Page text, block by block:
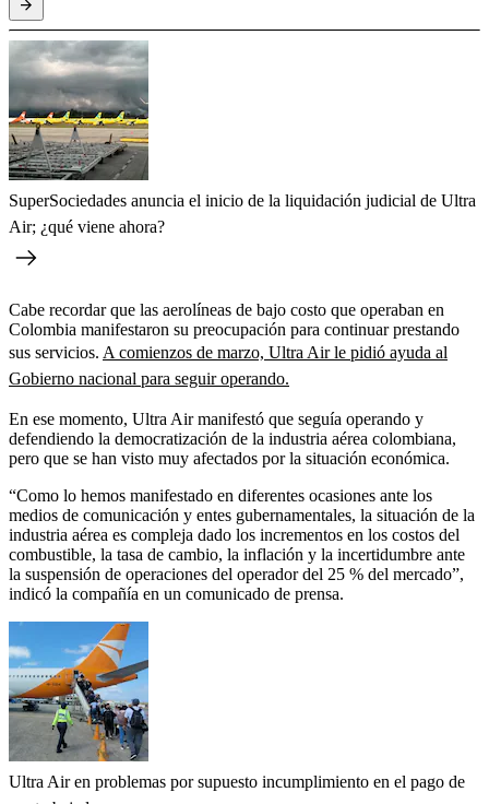
SuperSociedades anuncia el inicio de la liquidación judicial de Ultra
Air; ¿qué viene ahora?
Cabe recordar que las aerolíneas de bajo costo que operaban en
Colombia manifestaron su preocupación para continuar prestando
sus servicios. A comienzos de marzo, Ultra Air le pidió ayuda al
Gobierno nacional para seguir operando.
En ese momento, Ultra Air manifestó que seguía operando y
defendiendo la democratización de la industria aérea colombiana,
pero que se han visto muy afectados por la situación económica.
“Como lo hemos manifestado en diferentes ocasiones ante los
medios de comunicación y entes gubernamentales, la situación de la
industria aérea es compleja dado los incrementos en los costos del
combustible, la tasa de cambio, la inflación y la incertidumbre ante
la suspensión de operaciones del operador del 25 % del mercado”,
indicó la compañía en un comunicado de prensa.
Ultra Air en problemas por supuesto incumplimiento en el pago de